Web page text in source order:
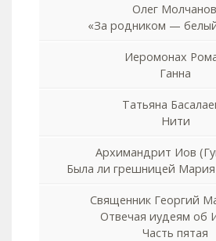
Олег
«За родником —
Иеромонах
Ганна
Татьяна
Нити
Архимандрит Иов
Была ли грешницей
Священник Георгий
Отвечая иудеям об
Часть пятая